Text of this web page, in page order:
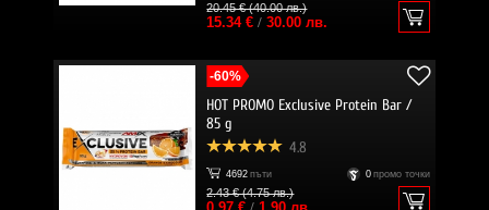
20.45 € (40.00 лв.)
15.34 €/ 30.00 лв.
-60%
HOT PROMO Exclusive Protein Bar /
85 g
4.8
4692 пъти 0 промо точки
2.43 € (4.75 лв.)